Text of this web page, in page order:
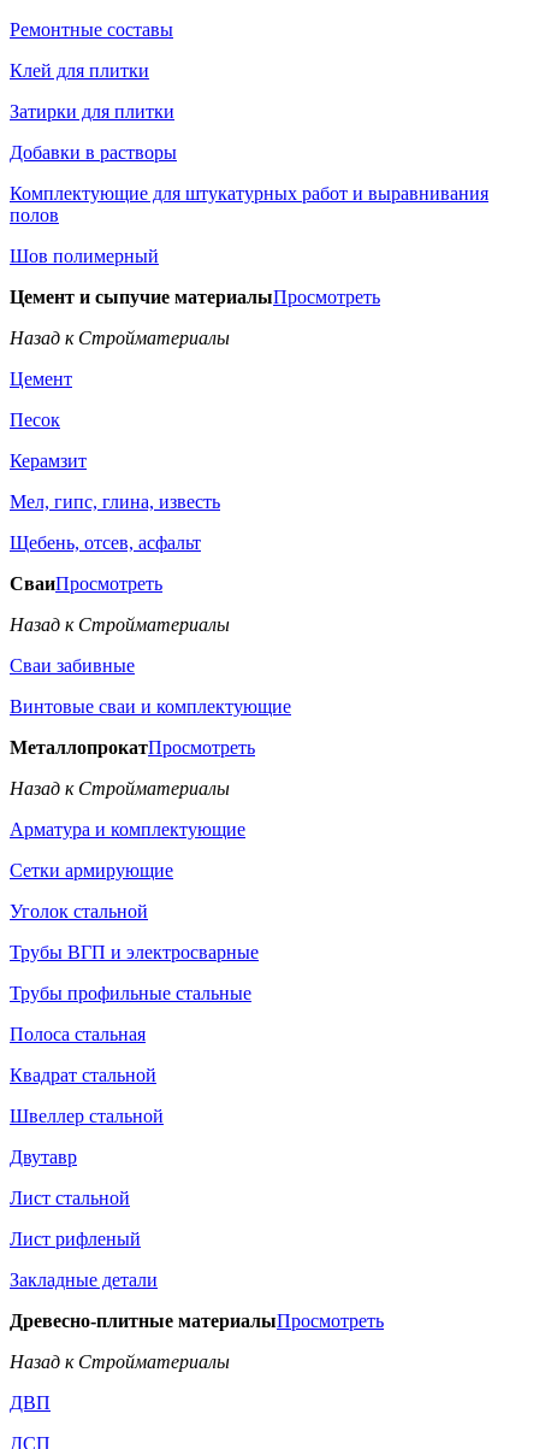
Ремонтные составы
Клей для плитки
Затирки для плитки
Добавки в растворы
Комплектующие для штукатурных работ и выравнивания
полов
Шов полимерный
Цемент и сыпучие материалыПросмотреть
Назад к Стройматериалы
Цемент
Песок
Керамзит
Мел, гипс, глина, известь
Щебень, отсев, асфальт
СваиПросмотреть
Назад к Стройматериалы
Сваи забивные
Винтовые сваи и комплектующие
МеталлопрокатПросмотреть
Назад к Стройматериалы
Арматура и комплектующие
Сетки армирующие
Уголок стальной
Трубы ВГП и электросварные
Трубы профильные стальные
Полоса стальная
Квадрат стальной
Швеллер стальной
Двутавр
Лист стальной
Лист рифленый
Закладные детали
Древесно-плитные материалыПросмотреть
Назад к Стройматериалы
ДВП
ДСП